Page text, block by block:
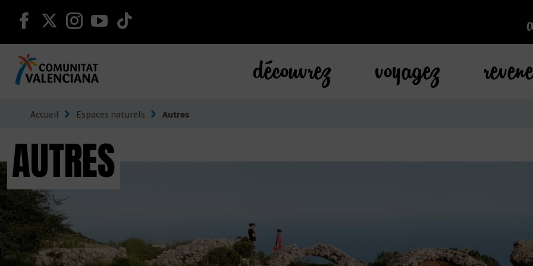
continuer sur facebook
continuer sur twitter
continuer sur instagram
continuer sur youtube
découvrez voyagez
Accueil Espaces naturels Autres
AUTRES